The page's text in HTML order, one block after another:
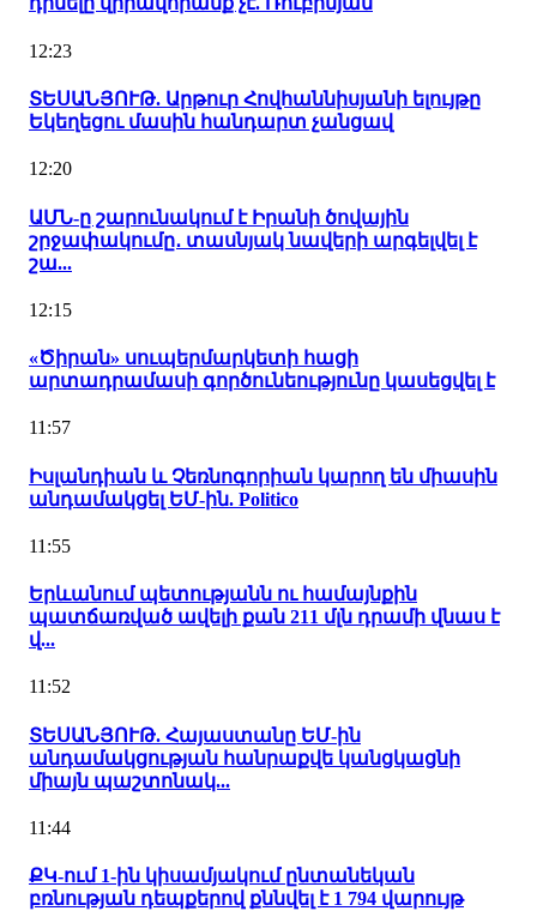
12:23
ՏԵՍԱՆՅՈՒԹ. Արթուր Հովհաննիսյանի ելույթը
Եկեղեցու մասին հանդարտ չանցավ
12:20
ԱՄՆ-ը շարունակում է Իրանի ծովային
շրջափակումը․ տասնյակ նավերի արգելվել է
շա...
12:15
«Ծիրան» սուպերմարկետի հացի
արտադրամասի գործունեությունը կասեցվել է
11:57
Իսլանդիան և Չեռնոգորիան կարող են միասին
անդամակցել ԵՄ-ին. Politico
11:55
Երևանում պետությանն ու համայնքին
պատճառված ավելի քան 211 մլն դրամի վնաս է
վ...
11:52
ՏԵՍԱՆՅՈՒԹ. Հայաստանը ԵՄ-ին
անդամակցության հանրաքվե կանցկացնի
միայն պաշտոնակ...
11:44
ՔԿ-ում 1-ին կիսամյակում ընտանեկան
բռնության դեպքերով քննվել է 1 794 վարույթ